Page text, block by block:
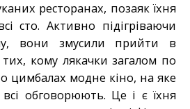
ресторанах, позаяк їхня
сто. Активно підігріваючи
вони змусили прийти в
тих, кому лякачки загалом по
цимбалах модне кіно, на яке
всі обговорюють. Це і є їхня